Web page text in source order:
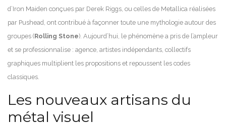
d’Iron Maiden conçues par Derek Riggs, ou celles de Metallica réalisées
par Pushead, ont contribué à façonner toute une mythologie autour des
groupes (Rolling Stone). Aujourd’hui, le phénomène a pris de l’ampleur
et se professionnalise : agence, artistes indépendants, collectifs
graphiques multiplient les propositions et repoussent les codes
classiques.
Les nouveaux artisans du
métal visuel